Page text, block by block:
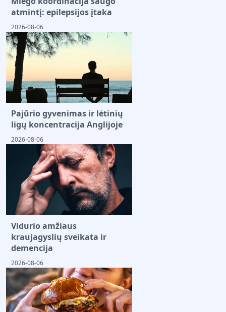
atmintį: epilepsijos įtaka
2026-08-06
Pajūrio gyvenimas ir lėtinių
ligų koncentracija Anglijoje
2026-08-06
Vidurio amžiaus
kraujagyslių sveikata ir
demencija
2026-08-06